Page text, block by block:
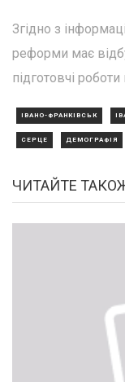
Згідно з
реформи має
підготовчі
ІВАНО-ФРАНКІВСЬК
СЕРЦЕ ДЕМОГРАФІЯ
ЧИТАЙТЕ